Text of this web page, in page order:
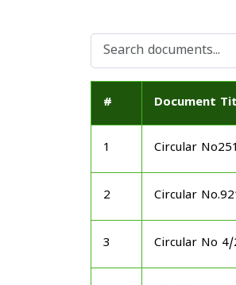
# Document
1 Circular
2 Circular
3 Circular No 4/